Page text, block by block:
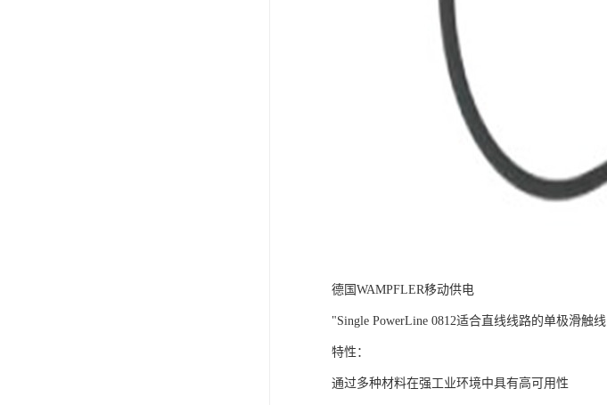
德国WAMPFLER移动供电
"Single PowerLine 0812适合直线线路的单极滑触线
特性：
通过多种材料在强工业环境中具有高可用性